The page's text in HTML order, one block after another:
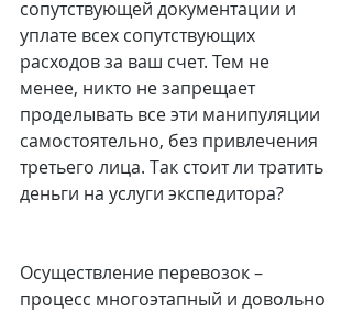
сопутствующей документации и
уплате всех сопутствующих
расходов за ваш счет. Тем не
менее, никто не запрещает
проделывать все эти манипуляции
самостоятельно, без привлечения
третьего лица. Так стоит ли тратить
деньги на услуги экспедитора?
Осуществление перевозок –
процесс многоэтапный и довольно